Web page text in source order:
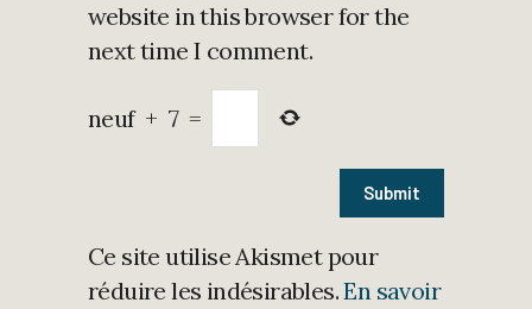
website in this browser for the
next time I comment.
neuf + 7 =
Ce site utilise Akismet pour
réduire les indésirables.En savoir